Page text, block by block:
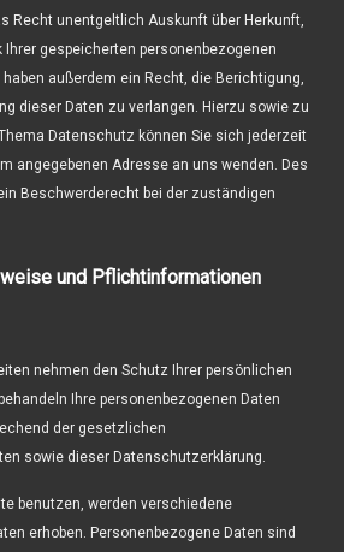
Recht unentgeltlich Auskunft über Herkunft,
Ihrer gespeicherten personenbezogenen
haben außerdem ein Recht, die Berichtigung,
dieser Daten zu verlangen. Hierzu sowie zu
Datenschutz können Sie sich jederzeit
angegebenen Adresse an uns wenden. Des
Beschwerderecht bei der zuständigen
und Pflichtinformationen
nehmen den Schutz Ihrer persönlichen
Ihre personenbezogenen Daten
der gesetzlichen
sowie dieser Datenschutzerklärung.
benutzen, werden verschiedene
erhoben. Personenbezogene Daten sind